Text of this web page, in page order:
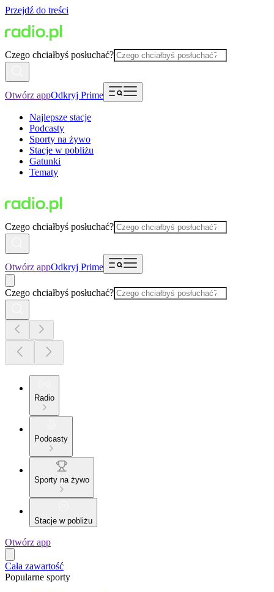
Przejdź do treści
Czego chciałbyś posłuchać?
Otwórz appOdkryj Prime
Najlepsze stacje
Podcasty
Sporty na żywo
Stacje w pobliżu
Gatunki
Tematy
Czego chciałbyś posłuchać?
Otwórz appOdkryj Prime
Czego chciałbyś posłuchać?
Radio
Podcasty
Sporty na żywo
Stacje w pobliżu
Otwórz app
Cała zawartość
Popularne sporty